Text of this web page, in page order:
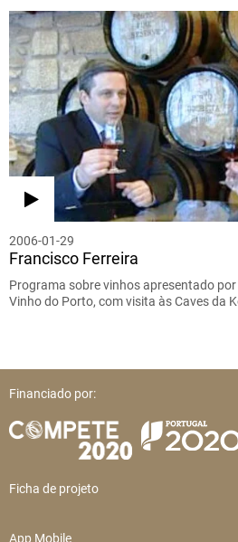
2006-01-29
Francisco Ferreira
Programa sobre vinhos apresentado
Vinho do Porto, com visita às Caves da
Financiado por:
Ficha de projeto
App Mobile